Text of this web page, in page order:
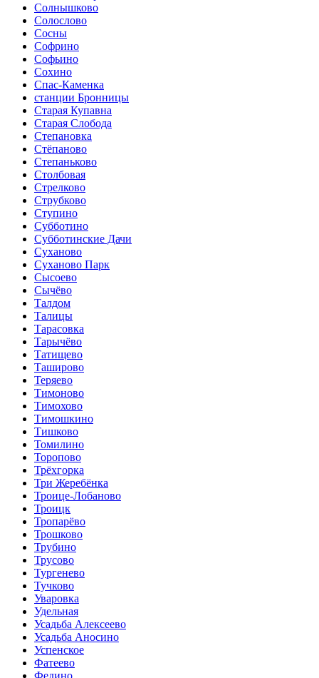
Солнышково
Солослово
Сосны
Софрино
Софьино
Сохино
Спас-Каменка
станции Бронницы
Старая Купавна
Старая Слобода
Степановка
Стёпаново
Степаньково
Столбовая
Стрелково
Струбково
Ступино
Субботино
Субботинские Дачи
Суханово
Суханово Парк
Сысоево
Сычёво
Талдом
Талицы
Тарасовка
Тарычёво
Татищево
Таширово
Теряево
Тимоново
Тимохово
Тимошкино
Тишково
Томилино
Торопово
Трёхгорка
Три Жеребёнка
Троице-Лобаново
Троицк
Тропарёво
Трошково
Трубино
Трусово
Тургенево
Тучково
Уваровка
Удельная
Усадьба Алексеево
Усадьба Аносино
Успенское
Фатеево